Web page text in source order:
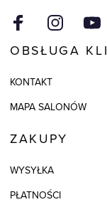
OBSŁUGA
KONTAKT
MAPA SALONÓW
ZAKUPY
WYSYŁKA
PŁATNOŚCI